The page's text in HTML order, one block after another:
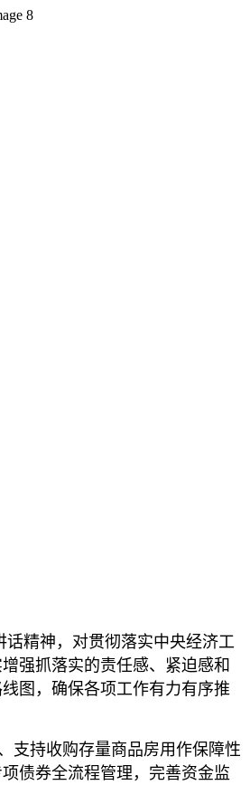
精神，对贯彻落实中央经济工
强抓落实的责任感、紧迫感和
图，确保各项工作有力有序推
支持收购存量商品房用作保障性
债券全流程管理，完善资金监